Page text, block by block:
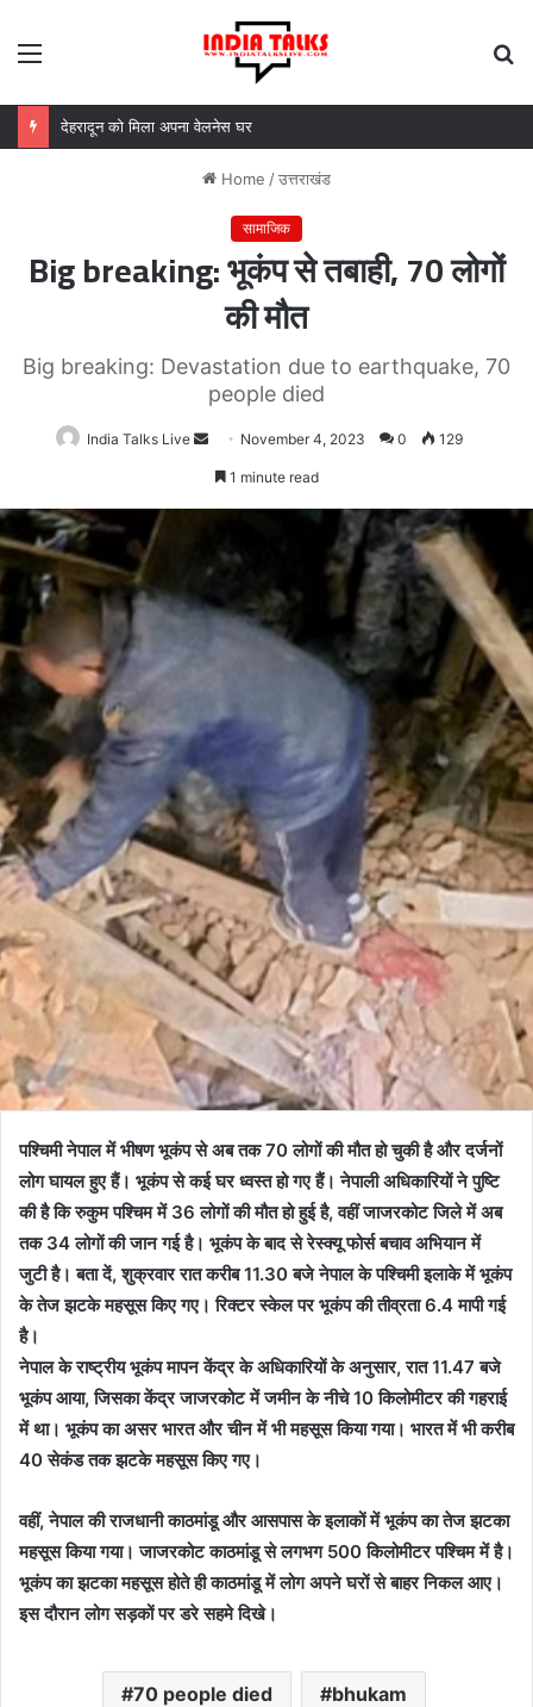
Home /उत्तराखंड
सामाजिक
Big breaking: भूकंप से तबाही, 70 लोगों
की मौत
Big breaking: Devastation due to earthquake, 70
people died
India Talks Live
Send
an
November 4, 2023 0 129
1 minute read
पश्चिमी नेपाल में भीषण भूकंप से अब तक 70 लोगों की मौत हो चुकी है और दर्जनों
लोग घायल हुए हैं। भूकंप से कई घर ध्वस्त हो गए हैं। नेपाली अधिकारियों ने पुष्टि
की है कि रुकुम पश्चिम में 36 लोगों की मौत हो हुई है, वहीं जाजरकोट जिले में अब
तक 34 लोगों की जान गई है। भूकंप के बाद से रेस्क्यू फोर्स बचाव अभियान में
जुटी है। बता दें, शुक्रवार रात करीब 11.30 बजे नेपाल के पश्चिमी इलाके में भूकंप
के तेज झटके महसूस किए गए। रिक्टर स्केल पर भूकंप की तीव्रता 6.4 मापी गई
है।
नेपाल के राष्ट्रीय भूकंप मापन केंद्र के अधिकारियों के अनुसार, रात 11.47 बजे
भूकंप आया, जिसका केंद्र जाजरकोट में जमीन के नीचे 10 किलोमीटर की गहराई
में था। भूकंप का असर भारत और चीन में भी महसूस किया गया। भारत में भी करीब
40 सेकंड तक झटके महसूस किए गए।
वहीं, नेपाल की राजधानी काठमांडू और आसपास के इलाकों में भूकंप का तेज झटका
महसूस किया गया। जाजरकोट काठमांडू से लगभग 500 किलोमीटर पश्चिम में है।
भूकंप का झटका महसूस होते ही काठमांडू में लोग अपने घरों से बाहर निकल आए।
इस दौरान लोग सड़कों पर डरे सहमे दिखे।
70 people died bhukam